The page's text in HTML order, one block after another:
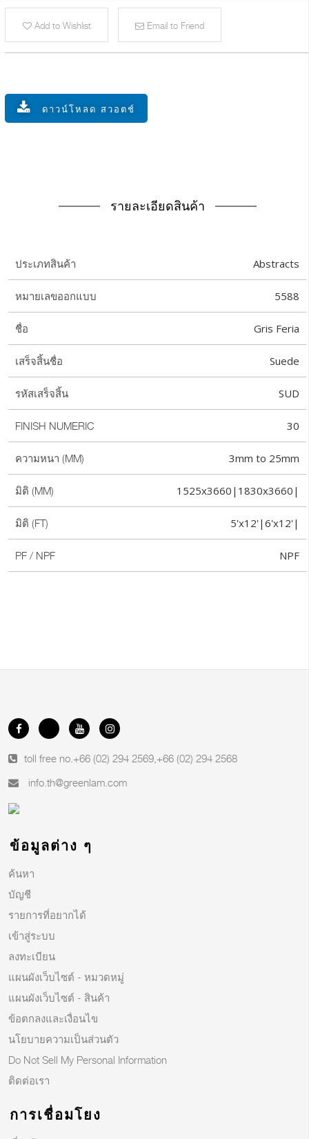
Add to Wishlist Email to Friend
ดาวน์โหลด สวอตช์
รายละเอียดสินค้า
ประเภทสินค้า Abstracts
หมายเลขออกแบบ 5588
ชื่อ Gris Feria
เสร็จสิ้นชื่อ Suede
รหัสเสร็จสิ้น SUD
FINISH NUMERIC 30
ความหนา (MM) 3mm to 25mm
มิติ (MM) 1525x3660|1830x3660|
มิติ (FT) 5'x12'|6'x12'|
PF / NPF NPF
toll free no. +66 (02) 294 2569 +66 (02) 294 2568
info.th@greenlam.com
ข้อมูลต่าง ๆ
ค้นหา
บัญชี
รายการที่อยากได้
เข้าสู่ระบบ
ลงทะเบียน
แผนผังเว็บไซต์ - หมวดหมู่
แผนผังเว็บไซต์ - สินค้า
ข้อตกลงและเงื่อนไข
นโยบายความเป็นส่วนตัว
Do Not Sell My Personal Information
ติดต่อเรา
การเชื่อมโยง